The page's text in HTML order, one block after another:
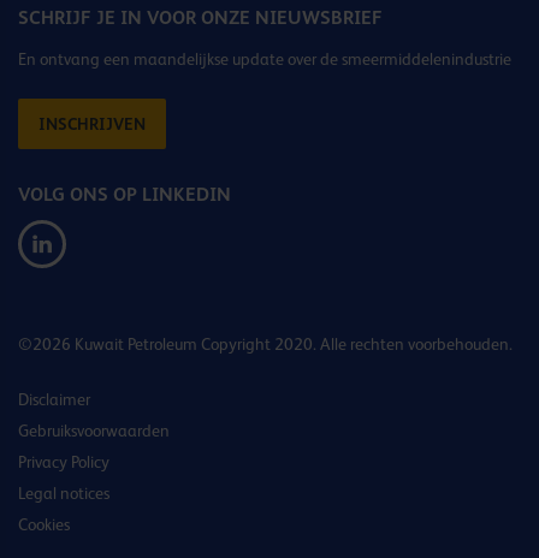
SCHRIJF JE IN VOOR ONZE NIEUWSBRIEF
En ontvang een maandelijkse update over de smeermiddelenindustrie
INSCHRIJVEN
VOLG ONS OP LINKEDIN
©2026 Kuwait Petroleum Copyright 2020. Alle rechten voorbehouden.
Disclaimer
Gebruiksvoorwaarden
Privacy Policy
Legal notices
Cookies